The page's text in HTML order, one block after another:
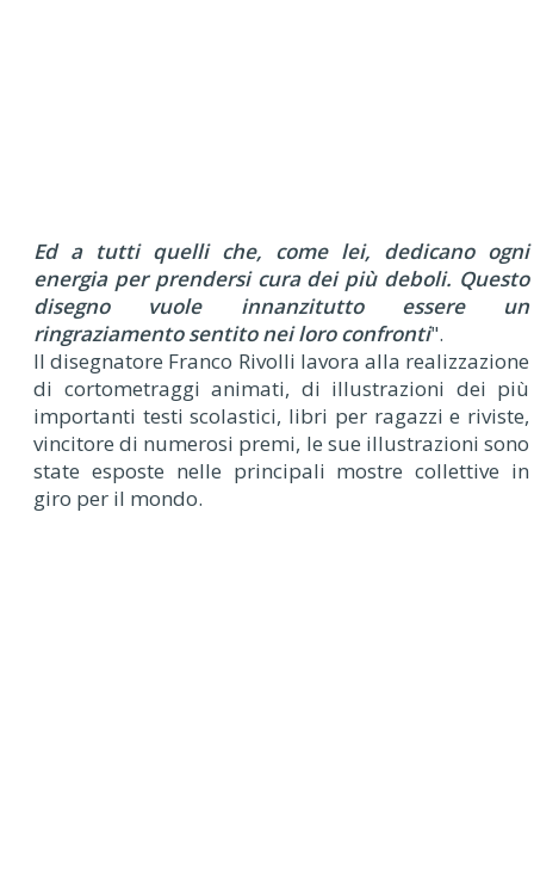
Ed a tutti quelli che, come lei, dedicano ogni
energia per prendersi cura dei più deboli. Questo
disegno vuole innanzitutto essere un
ringraziamento sentito nei loro confronti".
Il disegnatore Franco Rivolli lavora alla realizzazione
di cortometraggi animati, di illustrazioni dei più
importanti testi scolastici, libri per ragazzi e riviste,
vincitore di numerosi premi, le sue illustrazioni sono
state esposte nelle principali mostre collettive in
giro per il mondo.